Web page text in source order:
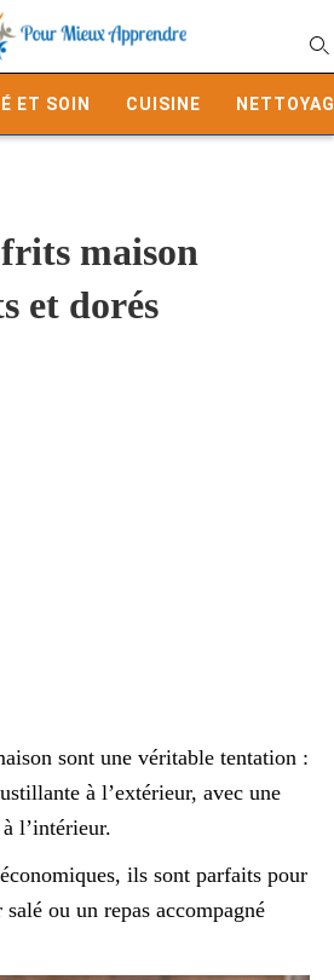
ET SOIN CUISINE
maison
et dorés
sont une véritable tentation :
à l’extérieur, avec une
l’intérieur.
ils sont parfaits pour
ou un repas accompagné